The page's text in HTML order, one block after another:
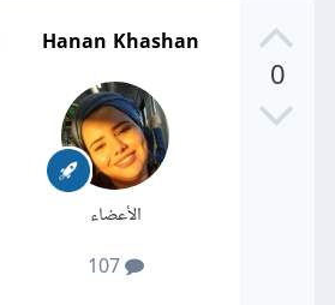
0
Hanan Khashan
الأعضاء
107